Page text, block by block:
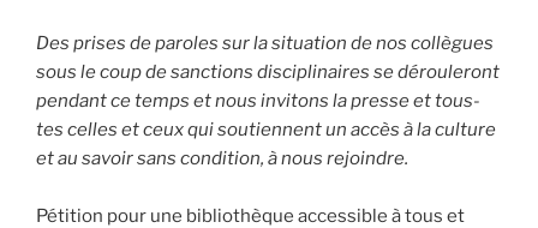
Des prises de paroles sur la situation de nos collègues
sous le coup de sanctions disciplinaires se dérouleront
pendant ce temps et nous invitons la presse et tous-
tes celles et ceux qui soutiennent un accès à la culture
et au savoir sans condition, à nous rejoindre.
Pétition pour une bibliothèque accessible à tous et